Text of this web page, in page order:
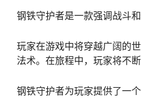
钢铁守护者是一款强调战斗
玩家在游戏中将穿越广阔的
法术。在旅程中，玩家将不
钢铁守护者为玩家提供了一